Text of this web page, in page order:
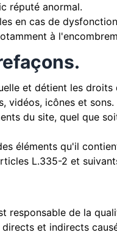
réputé anormal.
en cas de
à
et détient les droits
vidéos, icônes et
du site, quel que
éléments qu'il
L.335-2 et
responsable de la
et indirects